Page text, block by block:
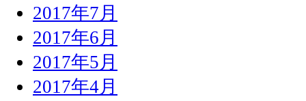
2017年7月
2017年6月
2017年5月
2017年4月